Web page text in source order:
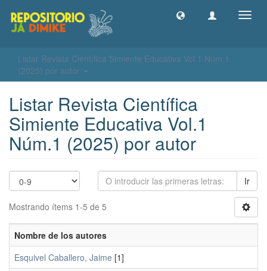
Listar Revista Científica Simiente Educativa Vol.1 Núm.1
(2025) por autor
Listar Revista Científica
Simiente Educativa Vol.1
Núm.1 (2025) por autor
Ir
Mostrando ítems 1-5 de 5
Nombre de los autores
Esquivel Caballero, Jaime [1]